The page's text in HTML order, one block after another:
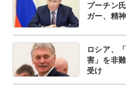
プーチン
ガー、精
ロシア、
害」を非
受け